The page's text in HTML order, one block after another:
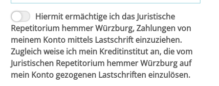
Hiermit ermächtige ich das Juristische
Repetitorium hemmer Würzburg, Zahlungen von
meinem Konto mittels Lastschrift einzuziehen.
Zugleich weise ich mein Kreditinstitut an, die vom
Juristischen Repetitorium hemmer Würzburg auf
mein Konto gezogenen Lastschriften einzulösen.
Osnabrück
Passau
Potsdam
Regensburg